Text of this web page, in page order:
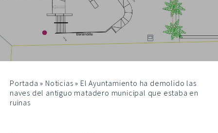
Portada » Noticias » El Ayuntamiento ha demolido las
naves del antiguo matadero municipal que estaba en
ruinas